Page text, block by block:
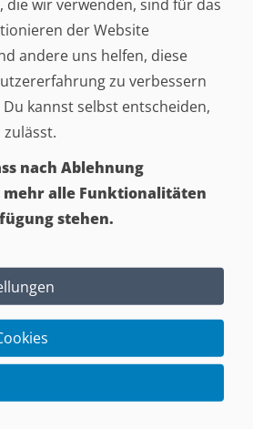
klassisches Sofa
passt gut zu einem
soll. Ihr Design wirkt klassisch, aber
sind angenehm weich, die Form
lässt sich Coburg gut mit
findet hier ein Sofa, das
um wertig zu wirken.
warum gute Polsterarbeit im
macht. Das Massiv­holz­ge­stell mit
sorgt für Stabilität. Im
die wir verwenden, sind für das
der Website
andere uns helfen, diese
zu verbessern
kannst selbst entscheiden,
zulässt.
nach Ablehnung
alle Funktionalitäten
stehen.